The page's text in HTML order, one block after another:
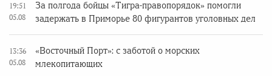
19:51
05.08
За полгода бойцы «Тигра-правопорядок» помогли
задержать в Приморье 80 фигурантов уголовных дел
13:36
05.08
«Восточный Порт»: с заботой о морских
млекопитающих